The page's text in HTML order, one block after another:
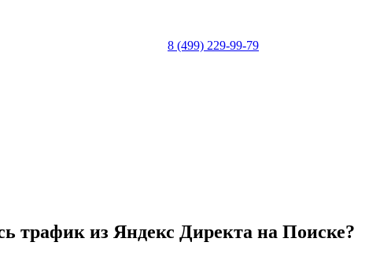
8 (499) 229-99-79
трафик из Яндекс Директа на Поиске?